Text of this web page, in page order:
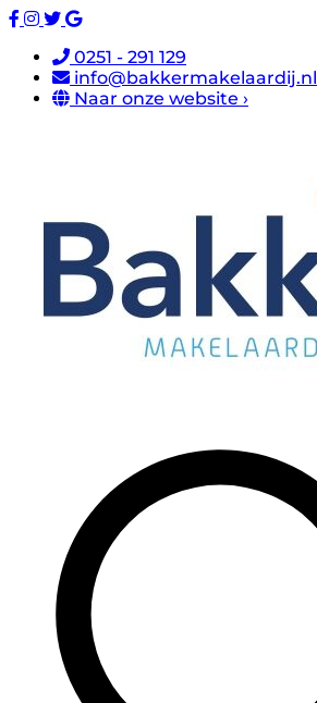
0251 - 291 129
info@bakkermakelaardij.nl
Naar onze website ›